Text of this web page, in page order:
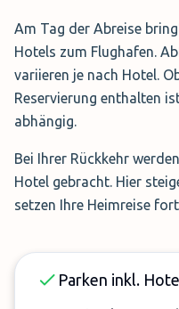
Am Tag der Abreise
Hotels zum Flughafen.
variieren je nach Hotel.
Reservierung enthalten
abhängig.
Bei Ihrer Rückkehr
Hotel gebracht. Hier
setzen Ihre Heimreise
Parken inkl.